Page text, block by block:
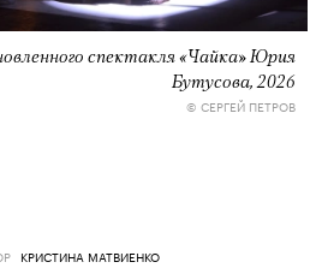
спектакля «Чайка» Юрия
Бутусова, 2026
© СЕРГЕЙ ПЕТРОВ
КРИСТИНА МАТВИЕНКО